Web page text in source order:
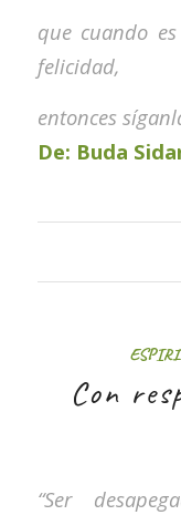
que cuando
felicidad,
entonces
De: Buda
Con
“Ser